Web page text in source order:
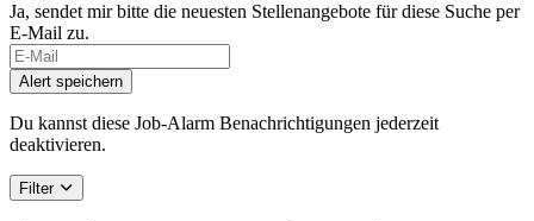
Ja, sendet mir bitte die neuesten Stellenangebote für diese Suche per
E-Mail zu.
If
you
are
a
human,
this
field
Alert speichern
Du kannst diese Job-Alarm Benachrichtigungen jederzeit
deaktivieren.
Filter